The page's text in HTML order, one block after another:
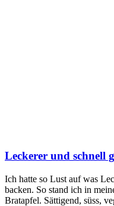
Leckerer und schnell
Ich hat­te so Lust auf was
backen. So stand ich in
Brat­ap­fel. Sät­ti­gend, süss,